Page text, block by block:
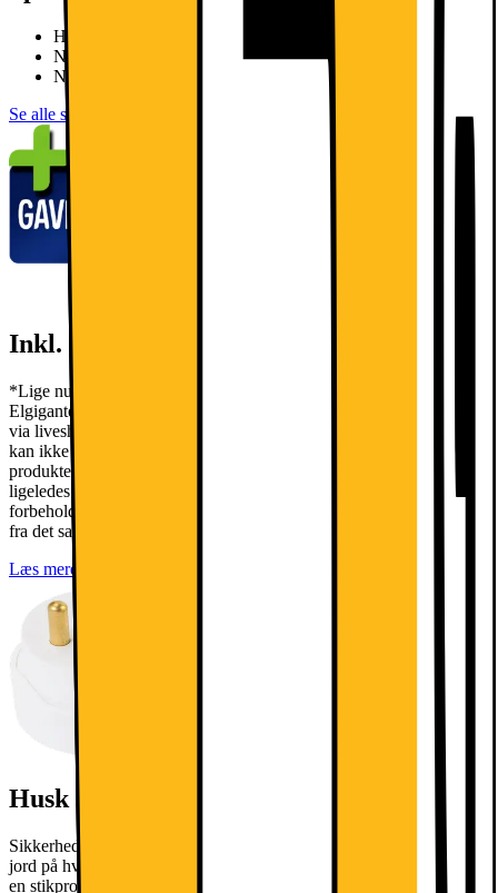
H: 186cm, B: 59.5 cm, D: 66.6cm
Nettovolumen: 324 l
NoFrost, let håndtag
Se alle specifikationer
Inkl. gavekort på 700,-*
*Lige nu får du ved køb af udvalgte LG hvidevarer et gavekort til
Elgiganten fra 700 - 4500 kr. når du handler i vores varehuse samt
via liveshopping. Kampagnen løber fra d. 20/07 - 30/08. Gavekortet
kan ikke modregnes ordren, hvor gavekortet opnås. Såfremt
produkterne der har udløst gavekortet returneres, skal gavekortet
ligeledes returneres i samme moment. Er gavekortet allerede brugt,
forbeholder Elgiganten sig retten til at fratrække gavekortets værdi
fra det samlede beløb til tilbagebetaling.
Læs mere
Husk stikprop til din hvidevare
Sikkerhedsstyrelsen SIK.DK anbefaler, at du bruger omformer til
jord på hvidevarer. Denne vare leveres uden jordforbindelse, hvorfor
en stikprop til jordforbindelse er nødvendig for at opnå